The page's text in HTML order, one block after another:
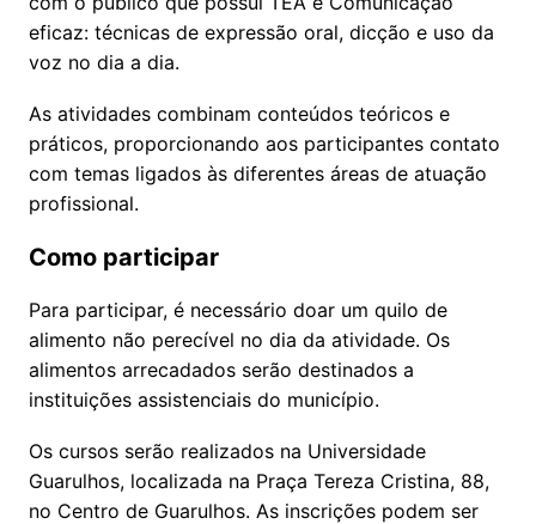
eficaz: técnicas de expressão oral, dicção e uso da
voz no dia a dia.
As atividades combinam conteúdos teóricos e
práticos, proporcionando aos participantes contato
com temas ligados às diferentes áreas de atuação
profissional.
Como participar
Para participar, é necessário doar um quilo de
alimento não perecível no dia da atividade. Os
alimentos arrecadados serão destinados a
instituições assistenciais do município.
Os cursos serão realizados na Universidade
Guarulhos, localizada na Praça Tereza Cristina, 88,
no Centro de Guarulhos. As inscrições podem ser